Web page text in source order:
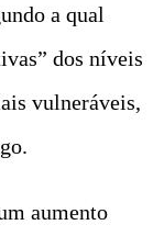
a qual
dos níveis
vulneráveis,
aumento